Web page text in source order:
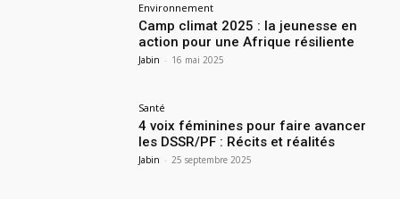
Environnement
Camp climat 2025 : la jeunesse en
action pour une Afrique résiliente
Jabin - 16 mai 2025
Santé
4 voix féminines pour faire avancer
les DSSR/PF : Récits et réalités
Jabin - 25 septembre 2025